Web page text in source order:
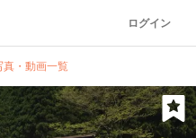
ログイン
真・動画一覧